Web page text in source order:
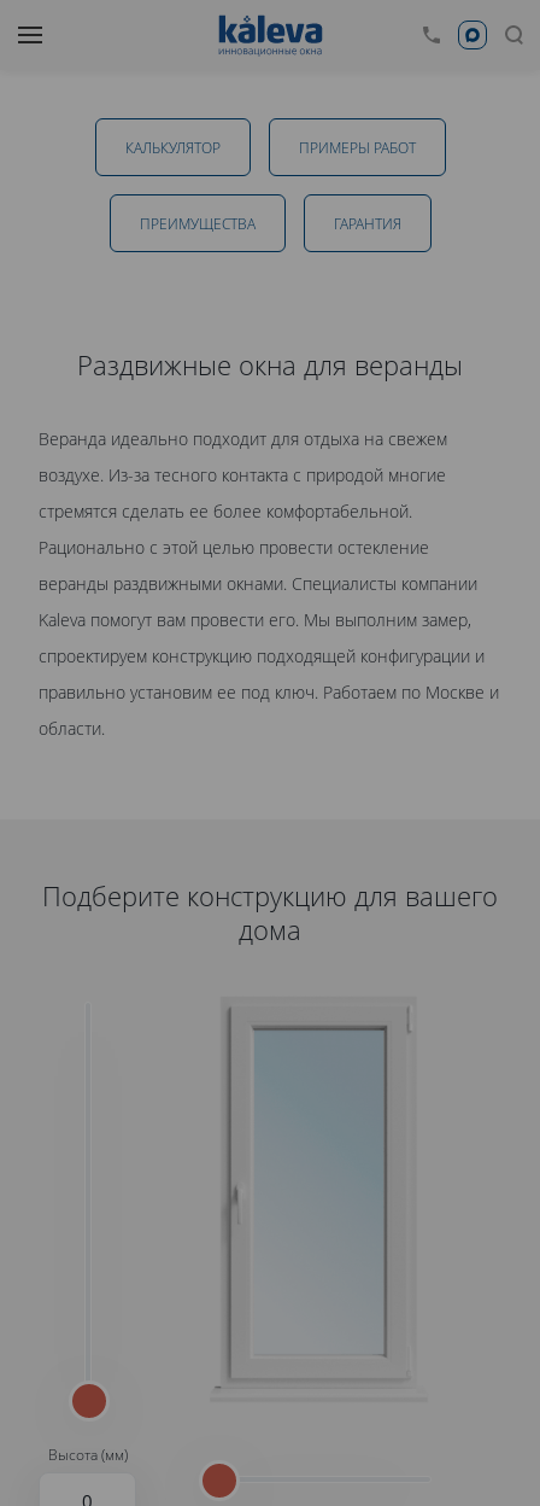
Раздвижные окна для веранды в Тамбове
от 17 550 руб.
политикой обработки персональных данныхознакомлен.
КАЛЬКУЛЯТОР ПРИМЕРЫ РАБОТ
ПРЕИМУЩЕСТВА ГАРАНТИЯ
Раздвижные окна для веранды
Веранда идеально подходит для отдыха на свежем
воздухе. Из-за тесного контакта с природой многие
стремятся сделать ее более комфортабельной.
Рационально с этой целью провести остекление
веранды раздвижными окнами. Специалисты компании
Kaleva помогут вам провести его. Мы выполним замер,
спроектируем конструкцию подходящей конфигурации и
правильно установим ее под ключ. Работаем по Москве и
области.
Подберите конструкцию для вашего
дома
Высота (мм)